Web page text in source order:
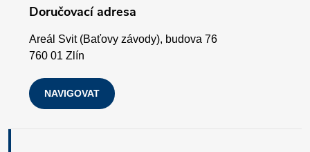
Doručovací adresa
Areál Svit (Baťovy závody), budova 76
760 01 Zlín
NAVIGOVAT